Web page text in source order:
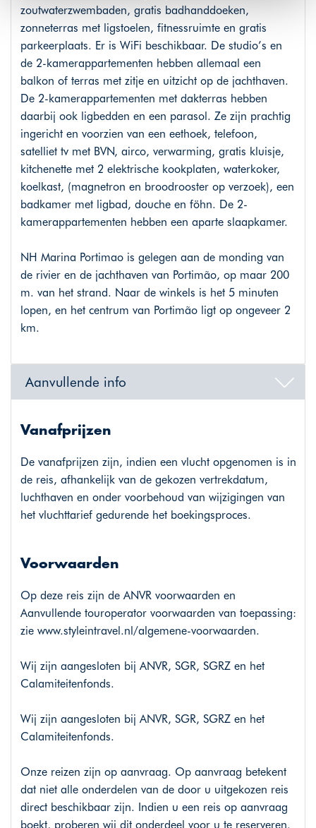
zoutwaterzwembaden, gratis badhanddoeken,
zonneterras met ligstoelen, fitnessruimte en gratis
parkeerplaats. Er is WiFi beschikbaar. De studio’s en
de 2-kamerappartementen hebben allemaal een
balkon of terras met zitje en uitzicht op de jachthaven.
De 2-kamerappartementen met dakterras hebben
daarbij ook ligbedden en een parasol. Ze zijn prachtig
ingericht en voorzien van een eethoek, telefoon,
satelliet tv met BVN, airco, verwarming, gratis kluisje,
kitchenette met 2 elektrische kookplaten, waterkoker,
koelkast, (magnetron en broodrooster op verzoek), een
badkamer met ligbad, douche en föhn. De 2-
kamerappartementen hebben een aparte slaapkamer.
NH Marina Portimao is gelegen aan de monding van
de rivier en de jachthaven van Portimão, op maar 200
m. van het strand. Naar de winkels is het 5 minuten
lopen, en het centrum van Portimão ligt op ongeveer 2
km.
Aanvullende info
Vanafprijzen
De vanafprijzen zijn, indien een vlucht opgenomen is in
de reis, afhankelijk van de gekozen vertrekdatum,
luchthaven en onder voorbehoud van wijzigingen van
het vluchttarief gedurende het boekingsproces.
Voorwaarden
Op deze reis zijn de ANVR voorwaarden en
Aanvullende touroperator voorwaarden van toepassing:
zie www.styleintravel.nl/algemene-voorwaarden.
Wij zijn aangesloten bij ANVR, SGR, SGRZ en het
Calamiteitenfonds.
Wij zijn aangesloten bij ANVR, SGR, SGRZ en het
Calamiteitenfonds.
Onze reizen zijn op aanvraag. Op aanvraag betekent
dat niet alle onderdelen van de door u uitgekozen reis
direct beschikbaar zijn. Indien u een reis op aanvraag
boekt, proberen wij dit onderdeel voor u te reserveren.